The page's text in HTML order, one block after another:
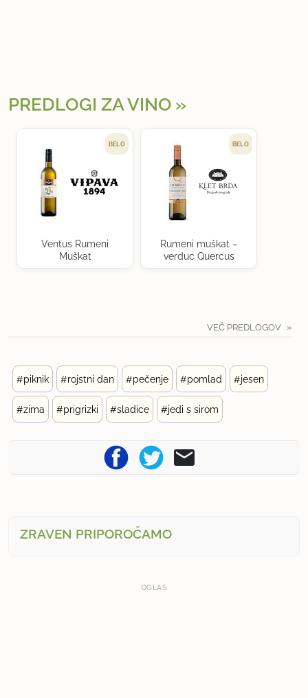
PREDLOGI ZA VINO
BELO
Ventus Rumeni
Muškat
BELO
Rumeni muškat –
verduc Quercus
VEČ PREDLOGOV
#piknik #rojstni dan #pečenje #pomlad #jesen
#zima #prigrizki #sladice #jedi s sirom
ZRAVEN PRIPOROČAMO
OGLAS